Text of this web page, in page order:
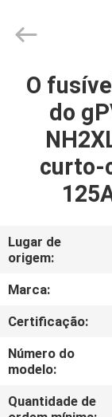
CASA
PRODUTOS
MOSTRA
VR
SOBRE
NÓS
EXCURSÃO
DA
Electronics
Co.,Ltd.
Reserved.O
do
curto-
Lugar de
origem:
Marca:
Certificação:
Número do
modelo:
Quantidade de